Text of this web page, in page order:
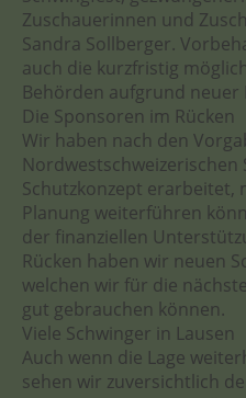
Zuschauerinnen und
Sandra Sollberger.
auch die kurzfristig
Behörden aufgrund neuer
Die Sponsoren im Rücken
Wir haben nach den
Nordwestschweizerischen
Schutzkonzept erarbeitet,
Planung weiterführen
der finanziellen
Rücken haben wir neuen
welchen wir für die
gut gebrauchen können.
Viele Schwinger in Lausen
Auch wenn die Lage
sehen wir zuversichtlich